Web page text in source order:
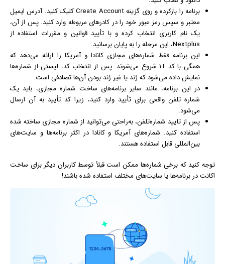
برنامه را بازکرده و روی گزینه Create Account کلیک کنید. آدرس
ایمیل
معتبر و سپس رمز عبور خود را در کادرهای مربوطه وارد کنید. پس از آن،
یک نام کاربری انتخاب کرده و با تأیید قوانین و مقررات استفاده از
Nextplus، این مرحله را به پایان برسانید.
این برنامه فقط شماره‌های مجازی کانادا و آمریکا را ارائه می‌دهد که
همگی با کد +۱ شروع می‌شوند. پس از انتخاب کد، لیستی از شماره‌ها
نمایش داده می‌شود که رُند یا غیر رُند بودن آن‌ها تصادفی است.
در این برنامه، مانند سایر برنامه‌های ساخت شماره مجازی، باید یک
شماره تلفن واقعی برای تأیید وارد کنید، زیرا کد تأیید به آن ارسال
می‌شود.
پس از تایید شماره‌تلفن، به‌راحتی می‌توانید از شماره مجازی ساخته شده
استفاده کنید. شماره‌های آمریکا و کانادا در اکثر برنامه‌ها و سایت‌های
بین‌المللی قابل استفاده هستند.
توجه کنید که برخی شماره‌ها ممکن است قبلاً توسط کاربران دیگر برای ساخت
اکانت در برنامه‌ها یا سایت‌های مختلف استفاده شده باشند!